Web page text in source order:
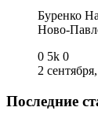
Буренко
Ново-
0 5k 0
2
Последние